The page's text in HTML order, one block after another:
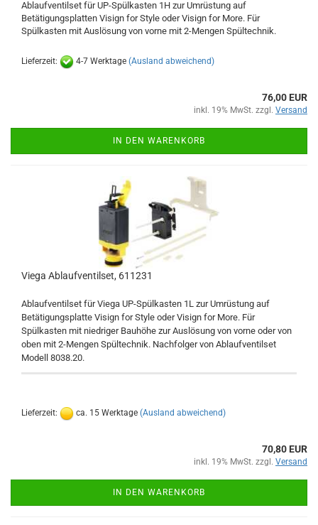
Ablaufventilset für UP-Spülkasten 1H zur Umrüstung auf
Betätigungsplatten Visign for Style oder Visign for More. Für
Spülkasten mit Auslösung von vorne mit 2-Mengen Spültechnik.
Lieferzeit: 4-7 Werktage (Ausland abweichend)
76,00 EUR
inkl. 19% MwSt. zzgl. Versand
IN DEN WARENKORB
Viega Ablaufventilset, 611231
Ablaufventilset für Viega UP-Spülkasten 1L zur Umrüstung auf
Betätigungsplatte Visign for Style oder Visign for More. Für
Spülkasten mit niedriger Bauhöhe zur Auslösung von vorne oder von
oben mit 2-Mengen Spültechnik. Nachfolger von Ablaufventilset
Modell 8038.20.
Lieferzeit: ca. 15 Werktage (Ausland abweichend)
70,80 EUR
inkl. 19% MwSt. zzgl. Versand
IN DEN WARENKORB